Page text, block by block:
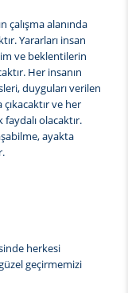
çalışma alanında
Yararları insan
ve beklentilerin
Her insanın
duyguları verilen
ve her
olacaktır.
ayakta
herkesi
geçirmemizi